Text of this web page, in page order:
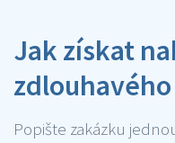
Jak získat
Popište zakázku